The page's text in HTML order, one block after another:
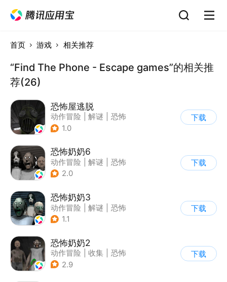
首页 游戏 相关推荐
“Find The Phone - Escape games”的相关推
荐(26)
恐怖屋逃脱
动作冒险 解谜
恐怖
| 暗黑
1.0
下载
恐怖奶奶6
动作冒险 解谜
恐怖
| 恐怖奶奶
2.0
下载
恐怖奶奶3
动作冒险 解谜
恐怖
| 恐怖奶奶
1.1
下载
恐怖奶奶2
动作冒险 收集
恐怖
| 恐怖奶奶
2.9
下载